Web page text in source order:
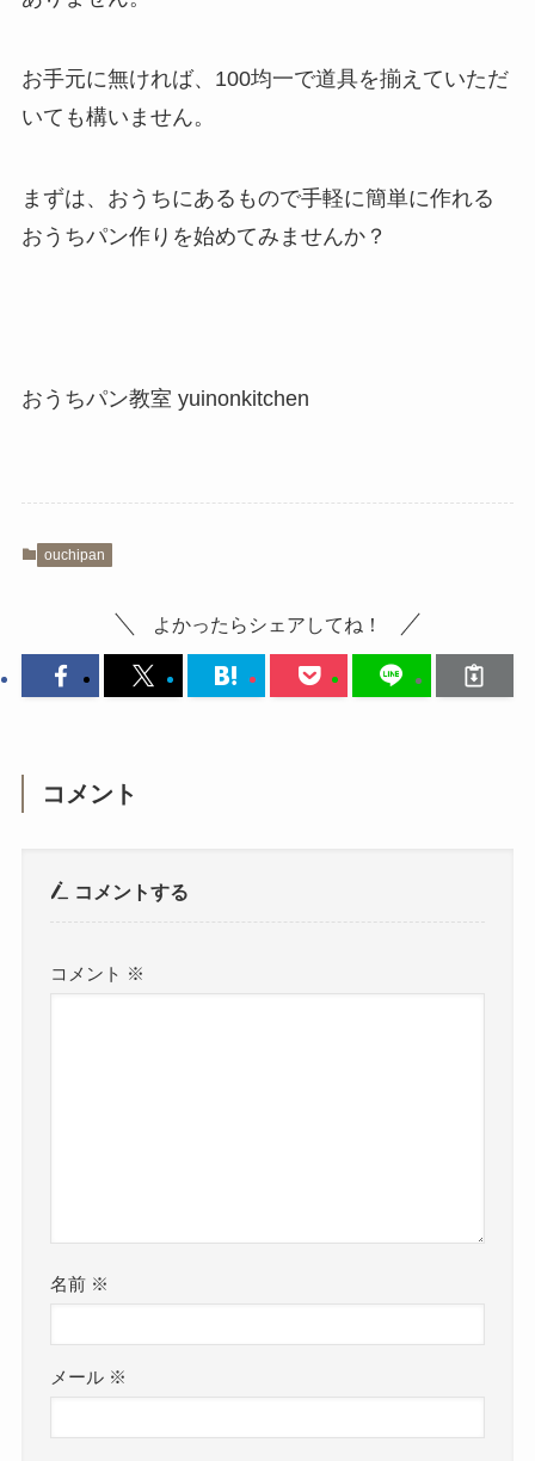
お手元に無ければ、100均一で道具を揃えていただ
いても構いません。
まずは、おうちにあるもので手軽に簡単に作れる
おうちパン作りを始めてみませんか？
おうちパン教室 yuinonkitchen
ouchipan
よかったらシェアしてね！
コメント
コメントする
コメント ※
名前 ※
メール ※